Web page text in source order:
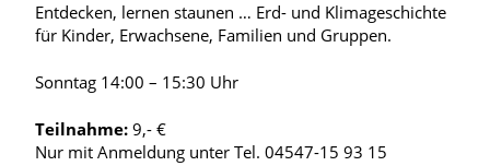
Entdecken, lernen staunen … Erd- und Klimageschichte
für Kinder, Erwachsene, Familien und Gruppen.
Sonntag 14:00 – 15:30 Uhr
Teilnahme: 9,- €
Nur mit Anmeldung unter Tel. 04547-15 93 15